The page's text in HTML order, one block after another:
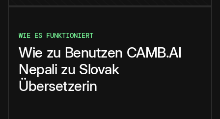
WIE ES FUNKTIONIERT
Wie zu Benutzen CAMB.AI
Nepali zu Slovak
Übersetzerin